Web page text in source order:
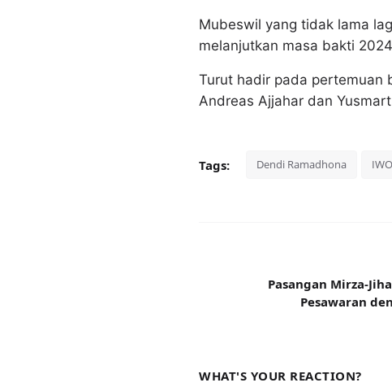
Mubeswil yang tidak lama
melanjutkan masa bakti
Turut hadir pada pertemuan
Andreas Ajjahar dan
Tags: Dendi Ramadhona
Pasangan Mirza-
Pesawaran
WHAT'S YOUR REACTION?